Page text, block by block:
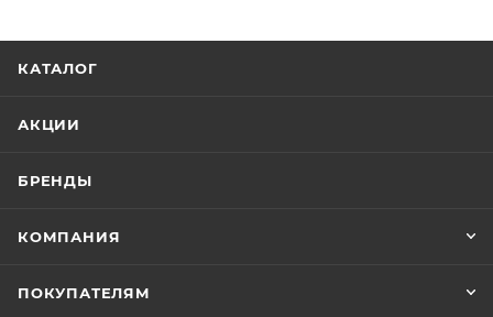
КАТАЛОГ
АКЦИИ
БРЕНДЫ
КОМПАНИЯ
ПОКУПАТЕЛЯМ